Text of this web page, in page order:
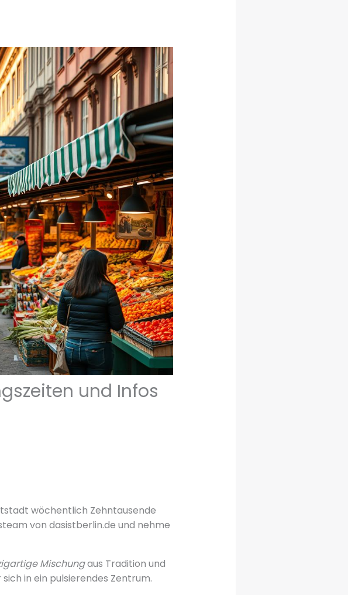
und Infos
wöchentlich Zehntausende
von dasistberlin.de und nehme
Mischungaus Tradition und
in ein pulsierendes Zentrum.